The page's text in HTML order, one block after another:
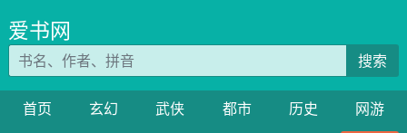
爱书网
搜索
首页 玄幻 武侠 都市 历史
网游